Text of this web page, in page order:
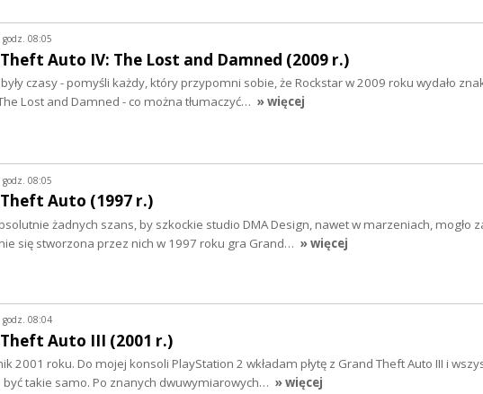
08:05
Auto IV: The Lost and Damned (2009 r.)
czasy - pomyśli każdy, który przypomni sobie, że Rockstar w 2009 roku wydało
Lost and Damned - co można tłumaczyć… » więcej
08:05
Auto (1997 r.)
żadnych szans, by szkockie studio DMA Design, nawet w marzeniach, mogło
się stworzona przez nich w 1997 roku gra Grand… » więcej
08:04
Auto III (2001 r.)
2001 roku. Do mojej konsoli PlayStation 2 wkładam płytę z Grand Theft Auto III i
być takie samo. Po znanych dwuwymiarowych… » więcej